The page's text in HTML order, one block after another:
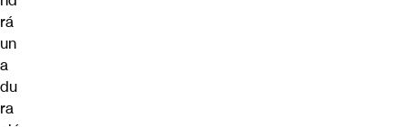
rá
un
a
du
ra